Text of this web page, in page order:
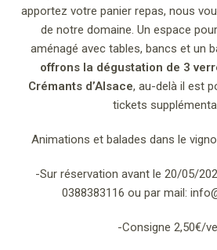
apportez votre panier repas, nous
de notre domaine. Un espace
aménagé avec tables, bancs et un
offrons la dégustation de 3
Crémants d’Alsace, au-delà il est
tickets
Animations et balades dans le
-Sur réservation avant le 20/05/
0388383116 ou par mail:
-Consigne 2,50€/